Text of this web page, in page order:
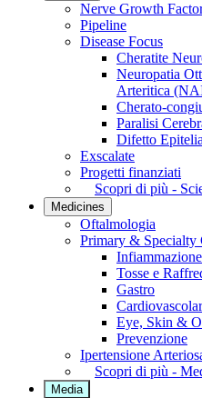
Nerve Growth
Pipeline
Disease Focus
Cheratite
Neuropatia
Arteritica
Cherato-
Paralisi
Difetto
Exscalate
Progetti finanziati
Scopri di più -
Medicines
Oftalmologia
Primary & Specialty
Tosse e
Gastro
Eye, Skin &
Prevenzione
Ipertensione
Scopri di più -
Media